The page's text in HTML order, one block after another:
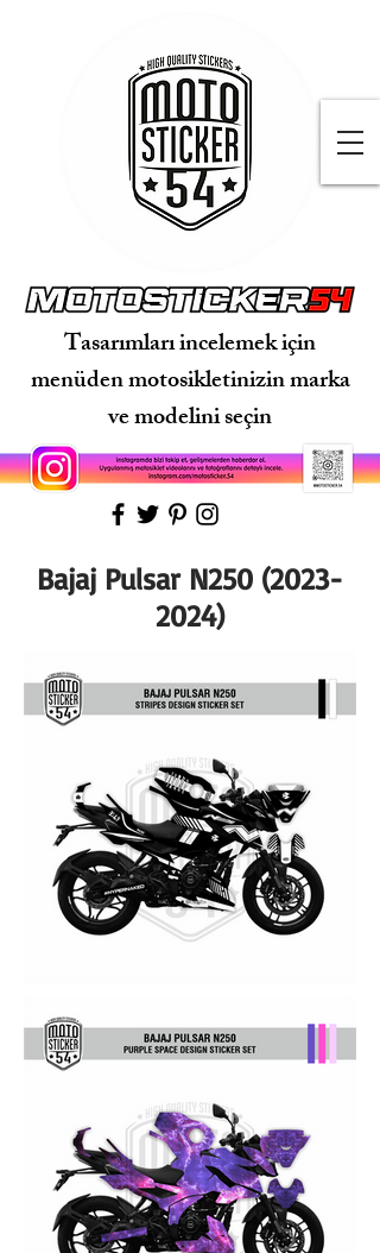
Tasarımları incelemek için
menüden motosikletinizin marka
ve modelini seçin
Bajaj Pulsar N250 (2023-
2024)